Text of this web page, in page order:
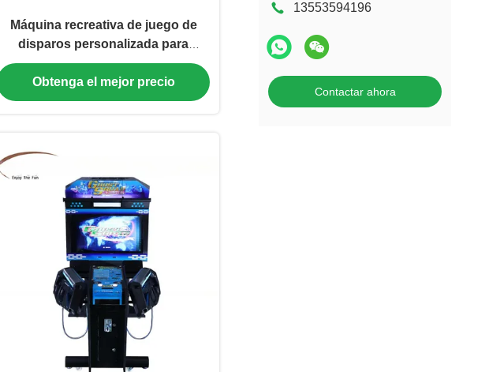
13553594196
Contactar ahora
Máquina recreativa de juego de
disparos personalizada para
parque de atracciones
Obtenga el mejor precio